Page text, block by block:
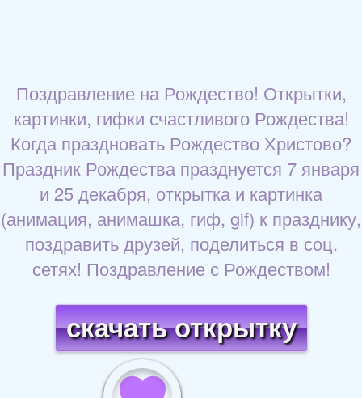
Поздравление на Рождество! Открытки,
картинки, гифки счастливого Рождества!
Когда праздновать Рождество Христово?
Праздник Рождества празднуется 7 января
и 25 декабря, открытка и картинка
(анимация, анимашка, гиф, gif) к празднику,
поздравить друзей, поделиться в соц.
сетях! Поздравление с Рождеством!
скачать открытку